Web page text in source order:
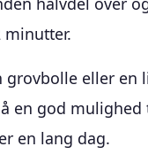
grovbolle eller en
en god
en lang dag.